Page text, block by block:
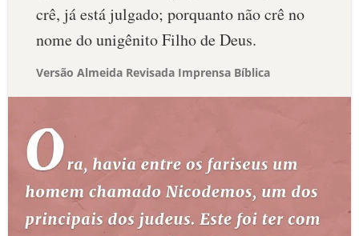
crê, já está julgado; porquanto não crê no
nome do unigênito Filho de Deus.
Versão Almeida Revisada Imprensa Bíblica